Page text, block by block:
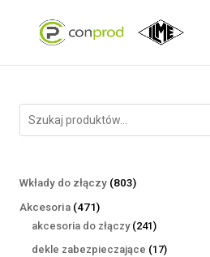
Wkłady do złączy 803803
Akcesoria 471471
produktów
akcesoria do złączy 241241
produktów
dekle zabezpieczające 1717